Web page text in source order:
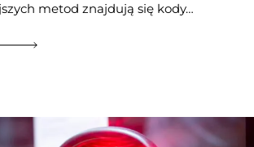
metod znajdują się kody…